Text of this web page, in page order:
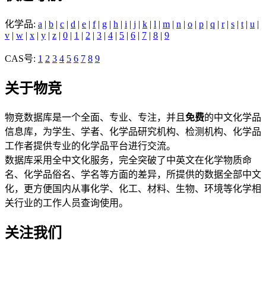
化学品: a | b | c | d | e | f| g | h | i | j | k | l | m | n | o | p | q | r| s | t | u |
v | w | x | y | z | 0 | 1 | 2 | 3 | 4 | 5 | 6 | 7 | 8 | 9
CAS号: 1 2 3 4 5 6 7 8 9
关于物竞
物竞数据库是一个全面、专业、专注，并且 免费的中文化学品
信息库，为学生、学者、化学品研究机构、检测机构、化学品
工作者提供专业的化学品平台进行交流。
数据库采用全中文化服务，完全突破了中英文在化学物质命
名、化学品俗名、学名等方面的差异，所提供的数据全部中文
化，更方便国内从事化学、化工、材料、生物、环境等化学相
关行业的工作人员查询使用。
关注我们